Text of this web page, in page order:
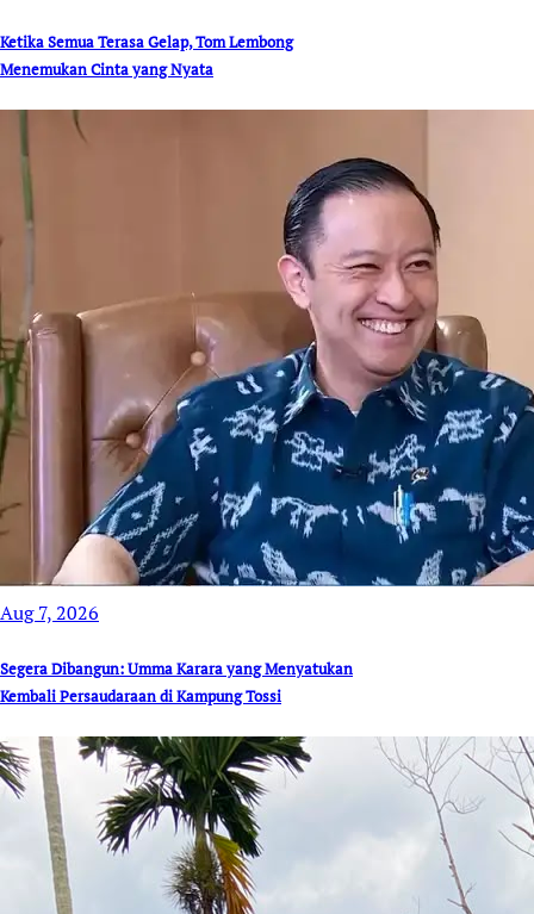
Ketika Semua Terasa Gelap, Tom Lembong
Menemukan Cinta yang Nyata
Aug 7, 2026
Segera Dibangun: Umma Karara yang Menyatukan
Kembali Persaudaraan di Kampung Tossi